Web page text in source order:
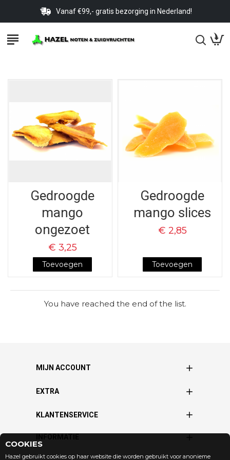
Vanaf €99,- gratis bezorging in Nederland!
Gedroogde
mango
ongezoet
€ 3,25
Toevoegen
Gedroogde
mango slices
€ 2,85
Toevoegen
You have reached the end of the list.
MIJN ACCOUNT
EXTRA
KLANTENSERVICE
INFORMATIE
COOKIES
Hazel gebruikt cookies op haar website die worden gebruikt voor anonieme